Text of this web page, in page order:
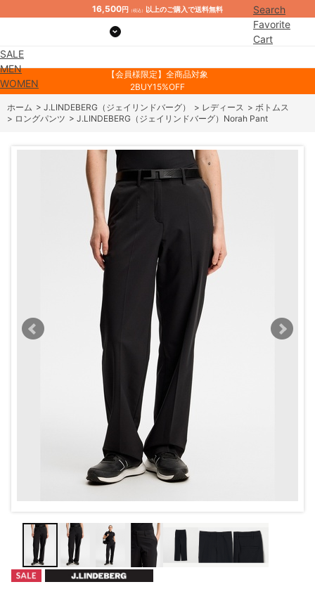
16,500円 （税込） 以上のご購入で送料無料
Search
Favorite
Cart
SALE
MEN
WOMEN
【会員様限定】全商品対象
2BUY15%OFF
ホーム > J.LINDEBERG（ジェイリンドバーグ） > レディース > ボトムス
> ロングパンツ > J.LINDEBERG（ジェイリンドバーグ）Norah Pant